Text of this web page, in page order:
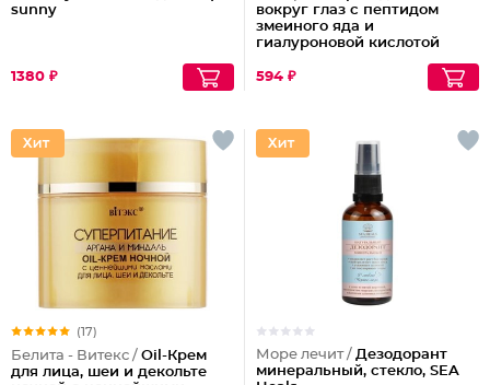
sunny
1380 ₽
вокруг глаз с пептидом
змеиного яда и
гиалуроновой кислотой
594 ₽
(17)
Белита - Витекс / Oil-Крем
для лица, шеи и декольте
Море лечит / Дезодорант
минеральный, стекло, SEA